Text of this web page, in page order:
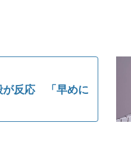
が反応 「早めに